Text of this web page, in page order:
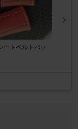
ートベルトバッ